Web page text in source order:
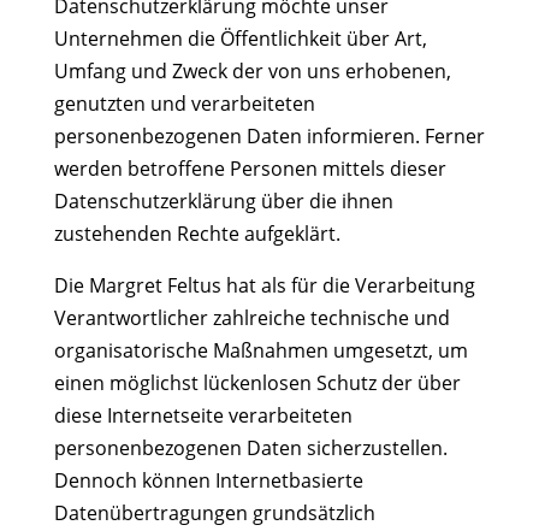
Datenschutzerklärung möchte unser
Unternehmen die Öffentlichkeit über Art,
Umfang und Zweck der von uns erhobenen,
genutzten und verarbeiteten
personenbezogenen Daten informieren. Ferner
werden betroffene Personen mittels dieser
Datenschutzerklärung über die ihnen
zustehenden Rechte aufgeklärt.
Die Margret Feltus hat als für die Verarbeitung
Verantwortlicher zahlreiche technische und
organisatorische Maßnahmen umgesetzt, um
einen möglichst lückenlosen Schutz der über
diese Internetseite verarbeiteten
personenbezogenen Daten sicherzustellen.
Dennoch können Internetbasierte
Datenübertragungen grundsätzlich